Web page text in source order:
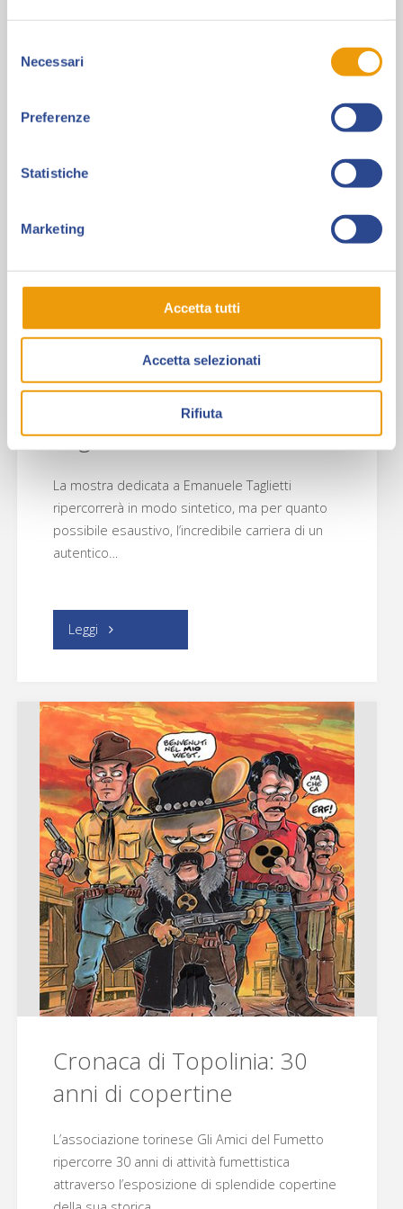
delNecessari
Preferenze
Statistiche
Marketing
Accetta tutti
Accetta selezionati
Rifiuta
del
Maestria e versatilità: L’arte
illustrativa di Emanuele
Taglietti
La mostra dedicata a Emanuele Taglietti
ripercorrerà in modo sintetico, ma per quanto
possibile esaustivo, l’incredibile carriera di un
autentico…
Leggi "Maestria
versatilità:
L’arte
illustrativa
di
Emanuele
Taglietti"
Cronaca di Topolinia: 30
anni di copertine
L’associazione torinese Gli Amici del Fumetto
ripercorre 30 anni di attività fumettistica
attraverso l’esposizione di splendide copertine